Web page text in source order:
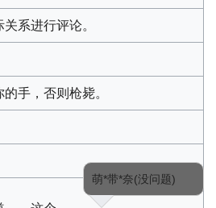
萌*带*奈(没问题)
系进行评论。
手，否则枪毙。